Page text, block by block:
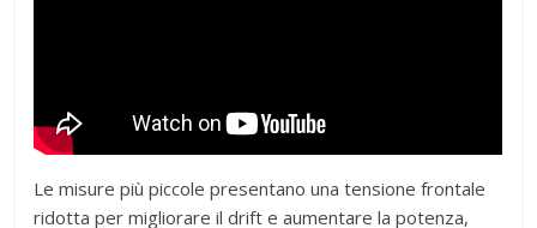
Le misure più piccole presentano una tensione frontale
ridotta per migliorare il drift e aumentare la potenza,